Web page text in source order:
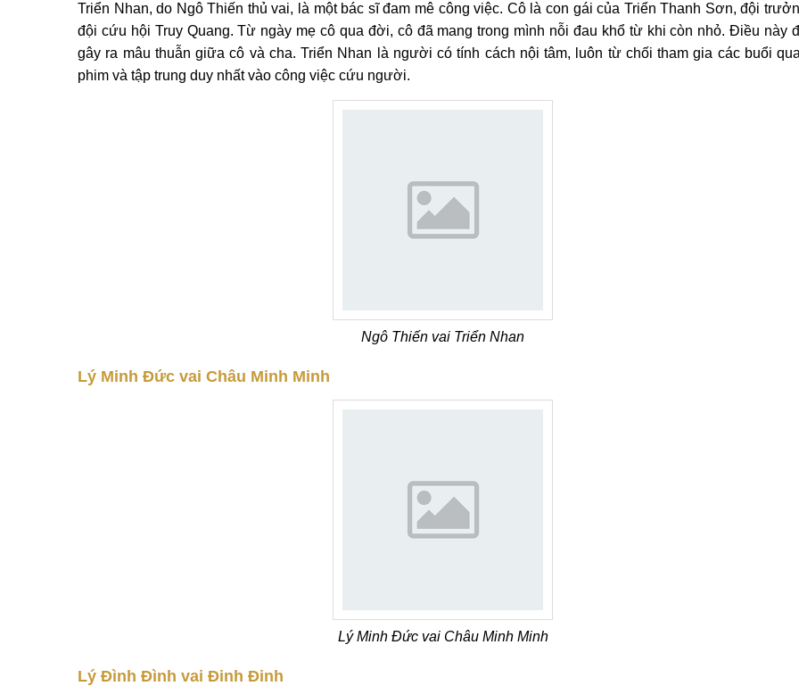
Triển Nhan, do Ngô Thiến thủ vai, là một bác sĩ đam mê công việc. Cô là con gái của Triển Thanh Sơn, đội
đội cứu hội Truy Quang. Từ ngày mẹ cô qua đời, cô đã mang trong mình nỗi đau khổ từ khi còn nhỏ. Điều này
gây ra mâu thuẫn giữa cô và cha. Triển Nhan là người có tính cách nội tâm, luôn từ chối tham gia các buổi
phim và tập trung duy nhất vào công việc cứu người.
Ngô Thiến vai Triển Nhan
Lý Minh Đức vai Châu Minh Minh
Lý Minh Đức vai Châu Minh Minh
Lý Đình Đình vai Đinh Đinh